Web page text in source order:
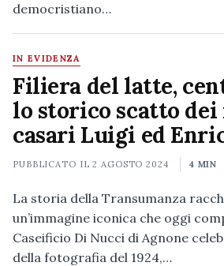
democristiano…
IN EVIDENZA
Filiera del latte,
lo storico scatto
casari Luigi ed
PUBBLICATO IL2 AGOSTO 2024 4 MIN
La storia della Transumanza
un’immagine iconica che oggi
Caseificio Di Nucci di Agnone
della fotografia del 1924,…